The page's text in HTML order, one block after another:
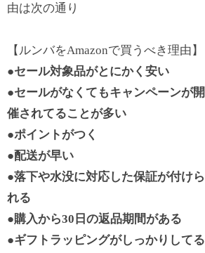
由は次の通り
【ルンバをAmazonで買うべき理由】
●セール対象品がとにかく安い
●セールがなくてもキャンペーンが開
催されてることが多い
●ポイントがつく
●配送が早い
●落下や水没に対応した保証が付けら
れる
●購入から30日の返品期間がある
●ギフトラッピングがしっかりしてる